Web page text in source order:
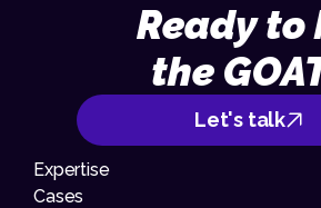
Ready to
the
Let's talk
Expertise
Cases